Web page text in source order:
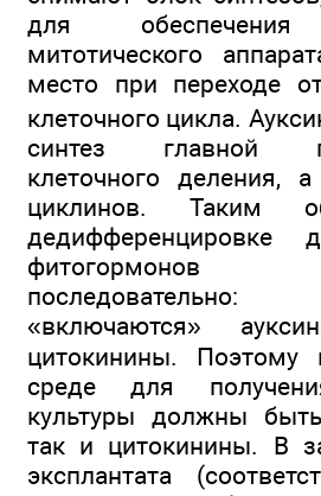
для обеспечения
митотического
место при переходе
клеточного цикла.
синтез главной
клеточного деления,
циклинов. Таким
дедифференцировке
фитогормонов
«включаются»
цитокинины. Поэтому
среде для
культуры должны
так и цитокинины. В
эксплантата